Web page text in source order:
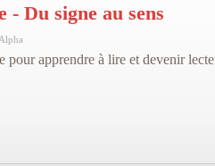
- Du signe au sens
pour apprendre à lire et devenir